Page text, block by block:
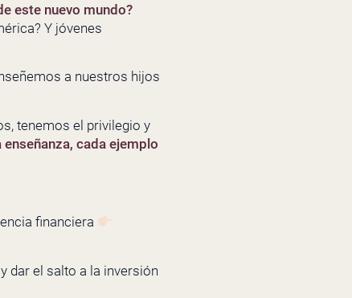
este nuevo mundo?
Y jóvenes
a nuestros hijos
tenemos el privilegio y
cada ejemplo
financiera
dar el salto a la inversión